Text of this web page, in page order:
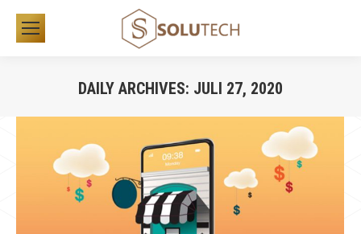
DAILY ARCHIVES: JULI 27, 2020